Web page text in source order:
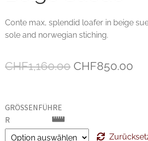
Unsere marken
Conte max, splendid loafer in beige
sole and norwegian stiching.
CHF1,160.00 Ursprünglicher
CHF850.00
GRÖSSENFÜHRER